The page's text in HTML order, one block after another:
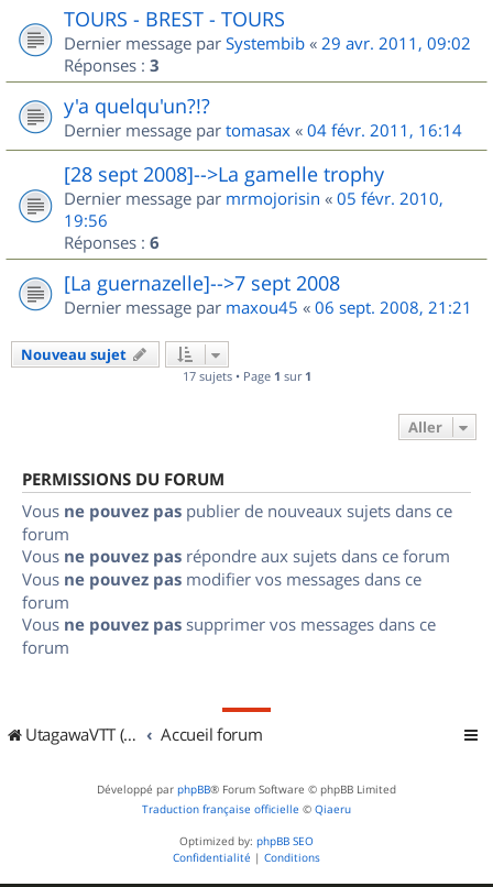
TOURS - BREST - TOURS
Dernier message par Systembib « 29 avr. 2011, 09:02
Réponses : 3
y'a quelqu'un?!?
Dernier message par tomasax « 04 févr. 2011, 16:14
[28 sept 2008]-->La gamelle trophy
Dernier message par mrmojorisin « 05 févr. 2010,
19:56
Réponses : 6
[La guernazelle]-->7 sept 2008
Dernier message par maxou45 « 06 sept. 2008, 21:21
Nouveau sujet
17 sujets • Page 1 sur 1
Aller
PERMISSIONS DU FORUM
Vous ne pouvez pas publier de nouveaux sujets dans ce
forum
Vous ne pouvez pas répondre aux sujets dans ce forum
Vous ne pouvez pas modifier vos messages dans ce
forum
Vous ne pouvez pas supprimer vos messages dans ce
forum
UtagawaVTT (Randos VTT et VTTAE avec traces GPS) Accueil forum
Développé par phpBB® Forum Software © phpBB Limited
Traduction française officielle © Qiaeru
Optimized by: phpBB SEO
Confidentialité | Conditions